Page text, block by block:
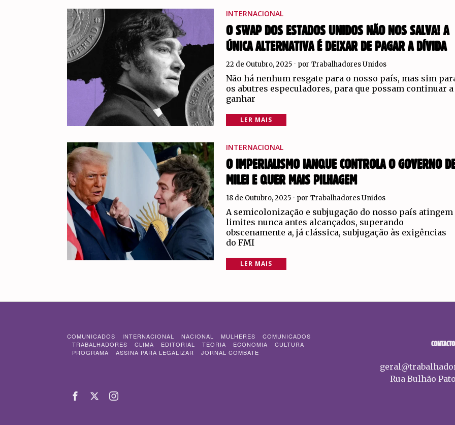
INTERNACIONAL
O SWAP DOS ESTADOS UNIDOS NÃO NOS SALVA! A
ÚNICA ALTERNATIVA É DEIXAR DE PAGAR A DÍVIDA
22 de Outubro, 2025 por Trabalhadores Unidos
Não há nenhum resgate para o nosso país, mas sim
os abutres especuladores, para que possam continuar a
ganhar
LER MAIS
INTERNACIONAL
O IMPERIALISMO IANQUE CONTROLA O GOVERNO
MILEI E QUER MAIS PILHAGEM
18 de Outubro, 2025 por Trabalhadores Unidos
A semicolonização e subjugação do nosso país atingem
limites nunca antes alcançados, superando
obscenamente a, já clássica, subjugação às exigências
do FMI
LER MAIS
COMUNICADOS INTERNACIONAL NACIONAL MULHERES
COMUNICADOS
TRABALHADORES
CLIMA EDITORIAL TEORIA ECONOMIA
CULTURA
PROGRAMA
ASSINA PARA LEGALIZAR JORNAL COMBATE
Rua Bulhão